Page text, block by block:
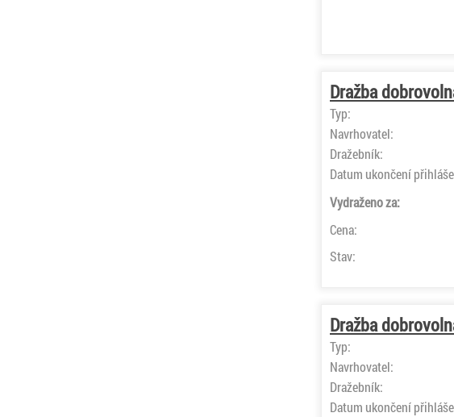
Dražba
Typ:
Navrhovatel:
Dražebník:
Datum ukončení
Vydraženo za:
Cena:
Stav:
Dražba
Typ:
Navrhovatel:
Dražebník:
Datum ukončení